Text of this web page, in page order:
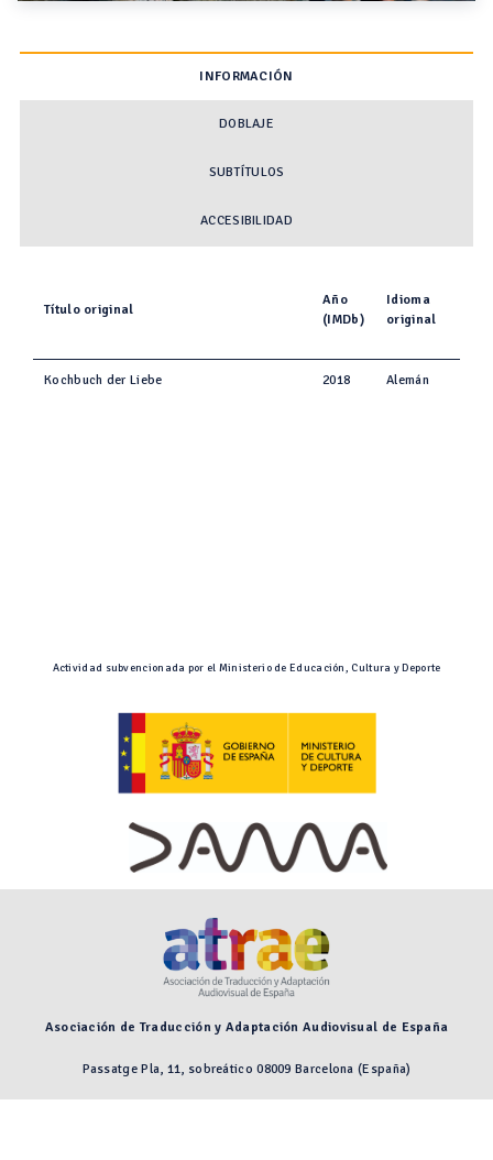
INFORMACIÓN
DOBLAJE
SUBTÍTULOS
ACCESIBILIDAD
Título original
Año
(IMDb)
Idioma
original
Kochbuch der Liebe 2018 Alemán
Actividad subvencionada por el Ministerio de Educación, Cultura y Deporte
Asociación de Traducción y Adaptación Audiovisual de España
Passatge Pla, 11, sobreático 08009 Barcelona (España)